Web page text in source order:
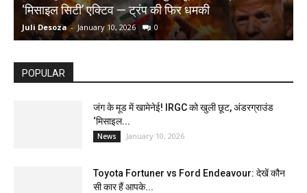
‘मिसाइल सिटी’ एक्टिव — ट्रंप की फिर धमकी
Juli Desoza - January 10, 2026 0
POPULAR
जंग के मूड में खामेनेई! IRGC को खुली छूट, अंडरग्राउंड
‘मिसाइल...
News January 10, 2026
Toyota Fortuner vs Ford Endeavour: देखें कौन
सी कार हैं आपके...